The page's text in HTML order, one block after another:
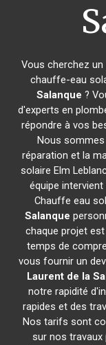
Vous cherchez
chauffe-eau
Salanque ?
d'experts en
répondre à vos
Nous
réparation et la
solaire Elm
équipe
Chauffe eau
Salanque
chaque projet
temps de
vous fournir un
Laurent de la
notre rapidité
rapides et des
Nos tarifs sont
sur nos travaux